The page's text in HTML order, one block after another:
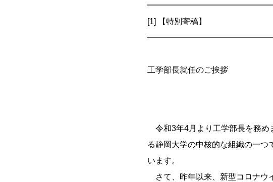
[1] 【特別寄稿】
工学部長就任のご挨拶
令和3年4月より工学部長を務め
る静岡大学の中核的な組織の一
います。
さて、昨年以来、新型コロナウ